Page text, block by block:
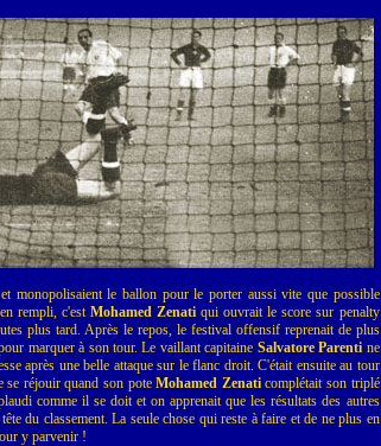
et monopolisaient le ballon pour le porter aussi vite que possible
rempli, c'est Mohamed Zenatiqui ouvrait le score sur penalty
plus tard. Après le repos, le festival offensif reprenait de plus
marquer à son tour. Le vaillant capitaine Salvatore Parenti ne
après une belle attaque sur le flanc droit. C'était ensuite au tour
se réjouir quand son poteMohamed Zenaticomplétait son triplé
comme il se doit et on apprenait que les résultats des autres
du classement. La seule chose qui reste à faire et de ne plus en
y parvenir !